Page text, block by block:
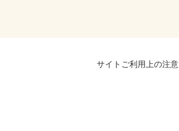
サイトご利用上の注意